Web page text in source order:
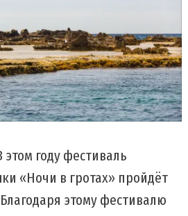
этом году фестиваль
«Ночи в гротах» пройдёт
этому фестивалю